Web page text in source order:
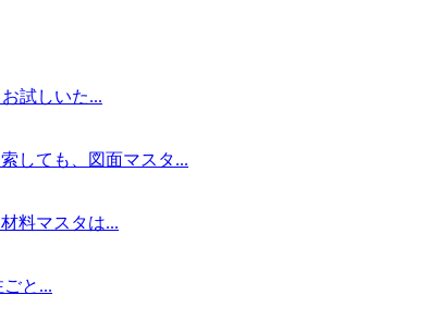
試しいた...
しても、図面マスタ...
料マスタは...
と...